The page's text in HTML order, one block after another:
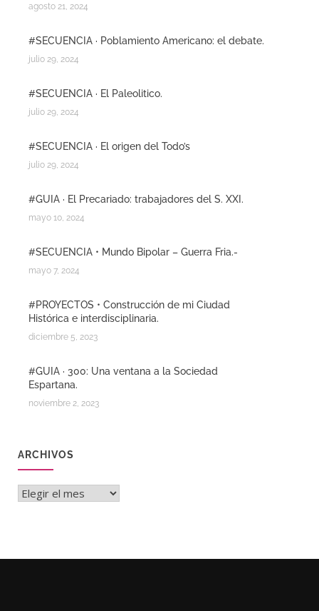
agosto 21, 2024
#SECUENCIA · Poblamiento Americano: el debate.
julio 29, 2024
#SECUENCIA · El Paleolitico.
julio 29, 2024
#SECUENCIA · El origen del Todo’s
julio 29, 2024
#GUIA · El Precariado: trabajadores del S. XXI.
mayo 10, 2024
#SECUENCIA • Mundo Bipolar – Guerra Fria.-
mayo 7, 2024
#PROYECTOS • Construcción de mi Ciudad
Histórica e interdisciplinaria.
diciembre 5, 2023
#GUIA · 300: Una ventana a la Sociedad
Espartana.
noviembre 2, 2023
ARCHIVOS
Archivos